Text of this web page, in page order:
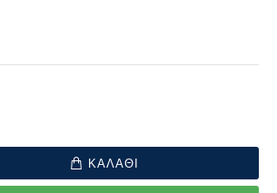
ΚΑΛΑΘΙ